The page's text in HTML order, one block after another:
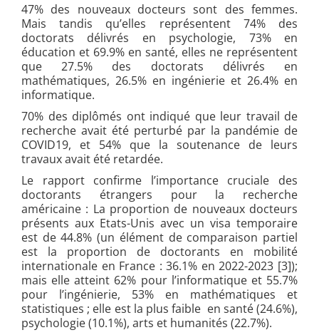
47% des nouveaux docteurs sont des femmes.
Mais tandis qu’elles représentent 74% des
doctorats délivrés en psychologie, 73% en
éducation et 69.9% en santé, elles ne représentent
que 27.5% des doctorats délivrés en
mathématiques, 26.5% en ingénierie et 26.4% en
informatique.
70% des diplômés ont indiqué que leur travail de
recherche avait été perturbé par la pandémie de
COVID19, et 54% que la soutenance de leurs
travaux avait été retardée.
Le rapport confirme l’importance cruciale des
doctorants étrangers pour la recherche
américaine : La proportion de nouveaux docteurs
présents aux Etats-Unis avec un visa temporaire
est de 44.8% (un élément de comparaison partiel
est la proportion de doctorants en mobilité
internationale en France : 36.1% en 2022-2023 [3]);
mais elle atteint 62% pour l’informatique et 55.7%
pour l’ingénierie, 53% en mathématiques et
statistiques ; elle est la plus faible en santé (24.6%),
psychologie (10.1%), arts et humanités (22.7%).